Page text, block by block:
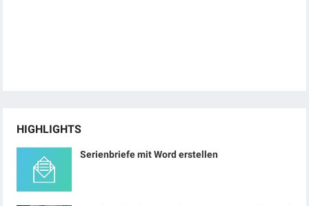
HIGHLIGHTS
Serienbriefe mit Word erstellen